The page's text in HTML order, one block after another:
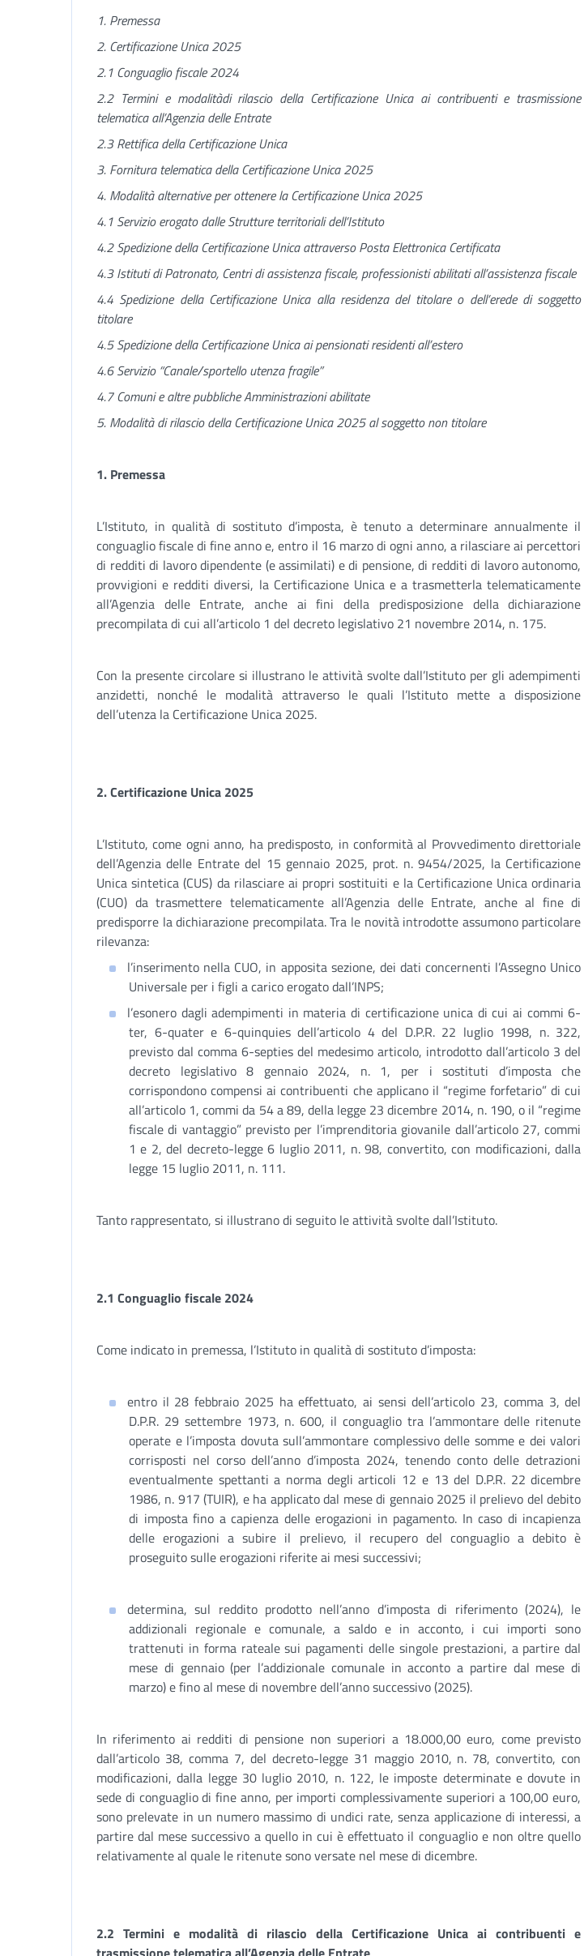
1. Premessa
2. Certificazione Unica 2025
2.1 Conguaglio fiscale 2024
2.2 Termini e modalitàdi rilascio della Certificazione Unica ai contribuenti e trasmissione
telematica all’Agenzia delle Entrate
2.3 Rettifica della Certificazione Unica
3. Fornitura telematica della Certificazione Unica 2025
4. Modalità alternative per ottenere la Certificazione Unica 2025
4.1 Servizio erogato dalle Strutture territoriali dell’Istituto
4.2 Spedizione della Certificazione Unica attraverso Posta Elettronica Certificata
4.3 Istituti di Patronato, Centri di assistenza fiscale, professionisti abilitati all’assistenza fiscale
4.4 Spedizione della Certificazione Unica alla residenza del titolare o dell’erede di soggetto
titolare
4.5 Spedizione della Certificazione Unica ai pensionati residenti all’estero
4.6 Servizio “Canale/sportello utenza fragile”
4.7 Comuni e altre pubbliche Amministrazioni abilitate
5. Modalità di rilascio della Certificazione Unica 2025 al soggetto non titolare
1. Premessa
L’Istituto, in qualità di sostituto d’imposta, è tenuto a determinare annualmente il
conguaglio fiscale di fine anno e, entro il 16 marzo di ogni anno, a rilasciare ai percettori
di redditi di lavoro dipendente (e assimilati) e di pensione, di redditi di lavoro autonomo,
provvigioni e redditi diversi, la Certificazione Unica e a trasmetterla telematicamente
all’Agenzia delle Entrate, anche ai fini della predisposizione della dichiarazione
precompilata di cui all’articolo 1 del decreto legislativo 21 novembre 2014, n. 175.
Con la presente circolare si illustrano le attività svolte dall’Istituto per gli adempimenti
anzidetti, nonché le modalità attraverso le quali l’Istituto mette a disposizione
dell’utenza la Certificazione Unica 2025.
2. Certificazione Unica 2025
L’Istituto, come ogni anno, ha predisposto, in conformità al Provvedimento direttoriale
dell’Agenzia delle Entrate del 15 gennaio 2025, prot. n. 9454/2025, la Certificazione
Unica sintetica (CUS) da rilasciare ai propri sostituiti e la Certificazione Unica ordinaria
(CUO) da trasmettere telematicamente all’Agenzia delle Entrate, anche al fine di
predisporre la dichiarazione precompilata. Tra le novità introdotte assumono particolare
rilevanza:
l’inserimento nella CUO, in apposita sezione, dei dati concernenti l’Assegno Unico
Universale per i figli a carico erogato dall’INPS;
l’esonero dagli adempimenti in materia di certificazione unica di cui ai commi 6-
ter, 6-quater e 6-quinquies dell’articolo 4 del D.P.R. 22 luglio 1998, n. 322,
previsto dal comma 6-septies del medesimo articolo, introdotto dall’articolo 3 del
decreto legislativo 8 gennaio 2024, n. 1, per i sostituti d’imposta che
corrispondono compensi ai contribuenti che applicano il “regime forfetario” di cui
all’articolo 1, commi da 54 a 89, della legge 23 dicembre 2014, n. 190, o il “regime
fiscale di vantaggio” previsto per l’imprenditoria giovanile dall’articolo 27, commi
1 e 2, del decreto-legge 6 luglio 2011, n. 98, convertito, con modificazioni, dalla
legge 15 luglio 2011, n. 111.
Tanto rappresentato, si illustrano di seguito le attività svolte dall’Istituto.
2.1 Conguaglio fiscale 2024
Come indicato in premessa, l’Istituto in qualità di sostituto d’imposta:
entro il 28 febbraio 2025 ha effettuato, ai sensi dell’articolo 23, comma 3, del
D.P.R. 29 settembre 1973, n. 600, il conguaglio tra l’ammontare delle ritenute
operate e l’imposta dovuta sull’ammontare complessivo delle somme e dei valori
corrisposti nel corso dell’anno d’imposta 2024, tenendo conto delle detrazioni
eventualmente spettanti a norma degli articoli 12 e 13 del D.P.R. 22 dicembre
1986, n. 917 (TUIR), e ha applicato dal mese di gennaio 2025 il prelievo del debito
di imposta fino a capienza delle erogazioni in pagamento. In caso di incapienza
delle erogazioni a subire il prelievo, il recupero del conguaglio a debito è
proseguito sulle erogazioni riferite ai mesi successivi;
determina, sul reddito prodotto nell’anno d’imposta di riferimento (2024), le
addizionali regionale e comunale, a saldo e in acconto, i cui importi sono
trattenuti in forma rateale sui pagamenti delle singole prestazioni, a partire dal
mese di gennaio (per l’addizionale comunale in acconto a partire dal mese di
marzo) e fino al mese di novembre dell’anno successivo (2025).
In riferimento ai redditi di pensione non superiori a 18.000,00 euro, come previsto
dall’articolo 38, comma 7, del decreto-legge 31 maggio 2010, n. 78, convertito, con
modificazioni, dalla legge 30 luglio 2010, n. 122, le imposte determinate e dovute in
sede di conguaglio di fine anno, per importi complessivamente superiori a 100,00 euro,
sono prelevate in un numero massimo di undici rate, senza applicazione di interessi, a
partire dal mese successivo a quello in cui è effettuato il conguaglio e non oltre quello
relativamente al quale le ritenute sono versate nel mese di dicembre.
2.2 Termini e modalità di rilascio della Certificazione Unica ai contribuenti e